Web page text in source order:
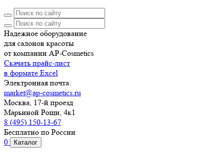
Надежное оборудование
для салонов красоты
от компании AP-Cosmetics
Скачать прайс-лист
в формате Excel
Электронная почта:
market@ap-cosmetics.ru
Москва, 17-й проезд
Марьиной Рощи, 4к1
8 (495) 150-13-67
Бесплатно по России
0
Каталог